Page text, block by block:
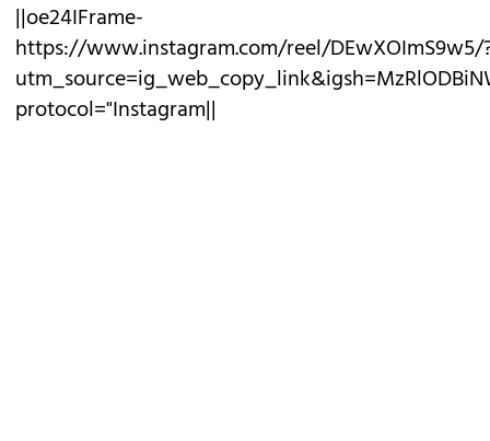
||oe24IFrame-
https://www.instagram.com/reel/DEwXOImS9w5/
protocol="Instagram||